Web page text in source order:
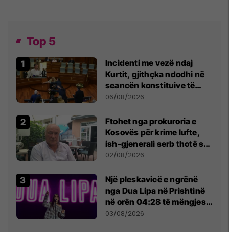
Top 5
Incidenti me vezë ndaj
Kurtit, gjithçka ndodhi në
seancën konstituive të
Kuvendit
06/08/2026
Ftohet nga prokuroria e
Kosovës për krime lufte,
ish-gjenerali serb thotë se
dikush e tradhtoi në
02/08/2026
Një pleskavicë e ngrënë
nga Dua Lipa në Prishtinë
në orën 04:28 të mëngjesit
- dhe bota digjitale serbe
03/08/2026